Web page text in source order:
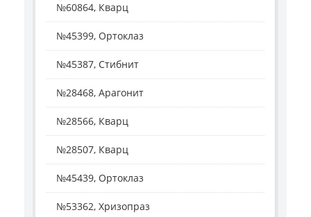
№60864, Кварц
№45399, Ортоклаз
№45387, Стибнит
№28468, Арагонит
№28566, Кварц
№28507, Кварц
№45439, Ортоклаз
№53362, Хризопраз